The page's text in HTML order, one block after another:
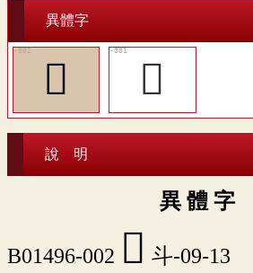
異體字
󷪶 󷪵
說 明
異 體 字
B01496-002 󷪶 斗-09-13